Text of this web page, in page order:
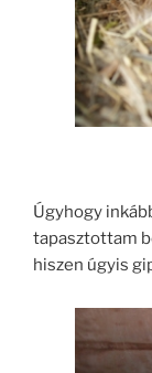
Úgyhogy
tapasztottam
hiszen úgyis